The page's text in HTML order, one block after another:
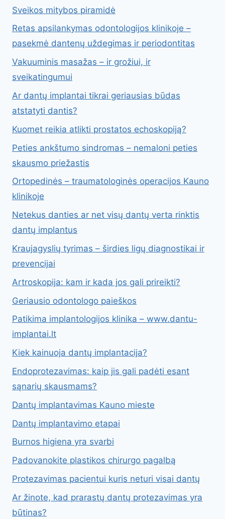
Sveikos mitybos piramidė
Retas apsilankymas odontologijos klinikoje –
pasekmė dantenų uždegimas ir periodontitas
Vakuuminis masažas – ir grožiui, ir
sveikatingumui
Ar dantų implantai tikrai geriausias būdas
atstatyti dantis?
Kuomet reikia atlikti prostatos echoskopiją?
Peties ankštumo sindromas – nemaloni peties
skausmo priežastis
Ortopedinės – traumatologinės operacijos Kauno
klinikoje
Netekus danties ar net visų dantų verta rinktis
dantų implantus
Kraujagyslių tyrimas – širdies ligų diagnostikai ir
prevencijai
Artroskopija: kam ir kada jos gali prireikti?
Geriausio odontologo paieškos
Patikima implantologijos klinika – www.dantu-
implantai.lt
Kiek kainuoja dantų implantacija?
Endoprotezavimas: kaip jis gali padėti esant
sąnarių skausmams?
Dantų implantavimas Kauno mieste
Dantų implantavimo etapai
Burnos higiena yra svarbi
Padovanokite plastikos chirurgo pagalbą
Protezavimas pacientui kuris neturi visai dantų
Ar žinote, kad prarastų dantų protezavimas yra
būtinas?